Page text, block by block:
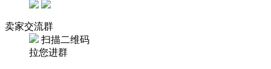
卖家交流群
扫描二维码
拉您进群